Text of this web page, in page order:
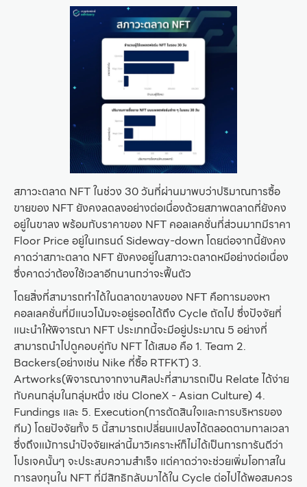
สภาวะตลาด NFT ในช่วง 30 วันที่ผ่านมาพบว่าปริมาณการซื้อ
ขายของ NFT ยังคงลดลงอย่างต่อเนื่องด้วยสภาพตลาดที่ยังคง
อยู่ในขาลง พร้อมกับราคาของ NFT คอลเลคชั่นที่ส่วนมากมีราคา
Floor Price อยู่ในเทรนด์ Sideway-down โดยต่อจากนี้ยังคง
คาดว่าสภาะตลาด NFT ยังคงอยู่ในสภาวะตลาดหมีอย่างต่อเนื่อง
ซึ่งคาดว่าต้องใช้เวลาอีกนานกว่าจะฟื้นตัว
โดยสิ่งที่สามารถทำได้ในตลาดขาลงของ NFT คือการมองหา
คอลเลคชั่นที่มีแนวโน้มจะอยู่รอดได้ถึง Cycle ถัดไป ซึ่งปัจจัยที่
แนะนำให้พิจารณา NFT ประเภทนี้จะมีอยู่ประมาณ 5 อย่างที่
สามารถนำไปดูคอบคู่กับ NFT ได้เสมอ คือ 1. Team 2.
Backers(อย่างเช่น Nike ที่ซื้อ RTFKT) 3.
Artworks(พิจารณาจากงานศิลปะที่สามารถเป็น Relate ได้ง่าย
กับคนกลุ่มในกลุ่มหนึ่ง เช่น CloneX - Asian Culture) 4.
Fundings และ 5. Execution(การตัดสินใจและการบริหารของ
ทีม) โดยปัจจัยทั้ง 5 นี้สามารถเปลี่ยนแปลงได้ตลอดตามกาลเวลา
ซึ่งถึงแม้การนำปัจจัยเหล่านี้มาวิเคราะห์ก็ไม่ได้เป็นการการันตีว่า
โปรเจคนั้นๆ จะประสบความสำเร็จ แต่คาดว่าจะช่วยเพิ่มโอกาสใน
การลงทุนใน NFT ที่มีสิทธิกลับมาได้ใน Cycle ต่อไปได้พอสมควร